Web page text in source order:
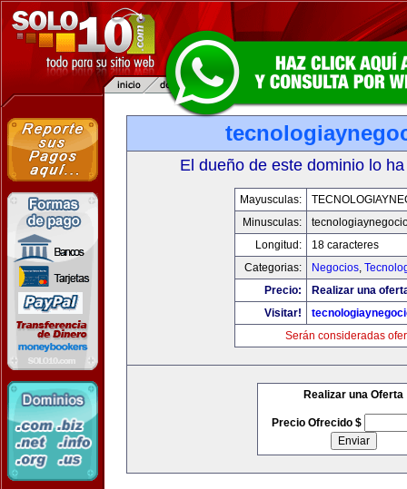
El dueño de este dominio lo
Mayusculas:
Minusculas:
Longitud:
18 caracteres
Categorias:
Negocios,
Precio:
Realizar una
Visitar!
Serán consideradas
Realizar una Oferta
Precio Ofrecido $